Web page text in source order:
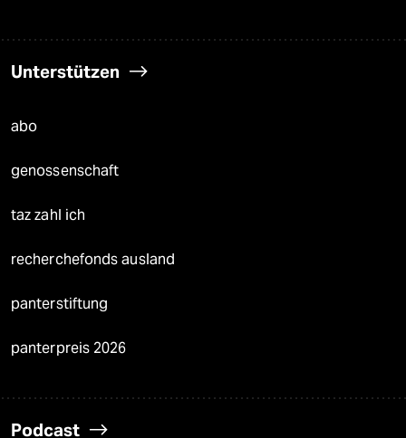
Unterstützen
abo
genossenschaft
taz zahl ich
recherchefonds ausland
panterstiftung
panterpreis 2026
Podcast